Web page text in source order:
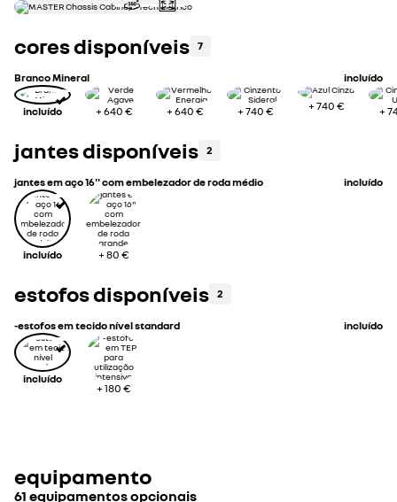
cores disponíveis 7
Branco Mineral incluído
incluído +640 € +640 € +740 € +740 € +
jantes disponíveis 2
jantes em aço 16'' com embelezador de roda médio incluído
incluído +80 €
estofos disponíveis 2
-estofos em tecido nível standard incluído
incluído
+180 €
equipamento
61 equipamentos opcionais